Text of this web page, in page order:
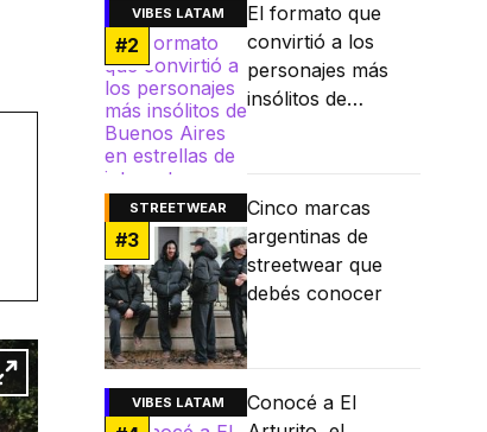
VIBES LATAM
#2
El formato que
convirtió a los
personajes más
insólitos de
STREETWEAR
#3
Cinco marcas
argentinas de
streetwear que
debés conocer
VIBES LATAM
Conocé a El